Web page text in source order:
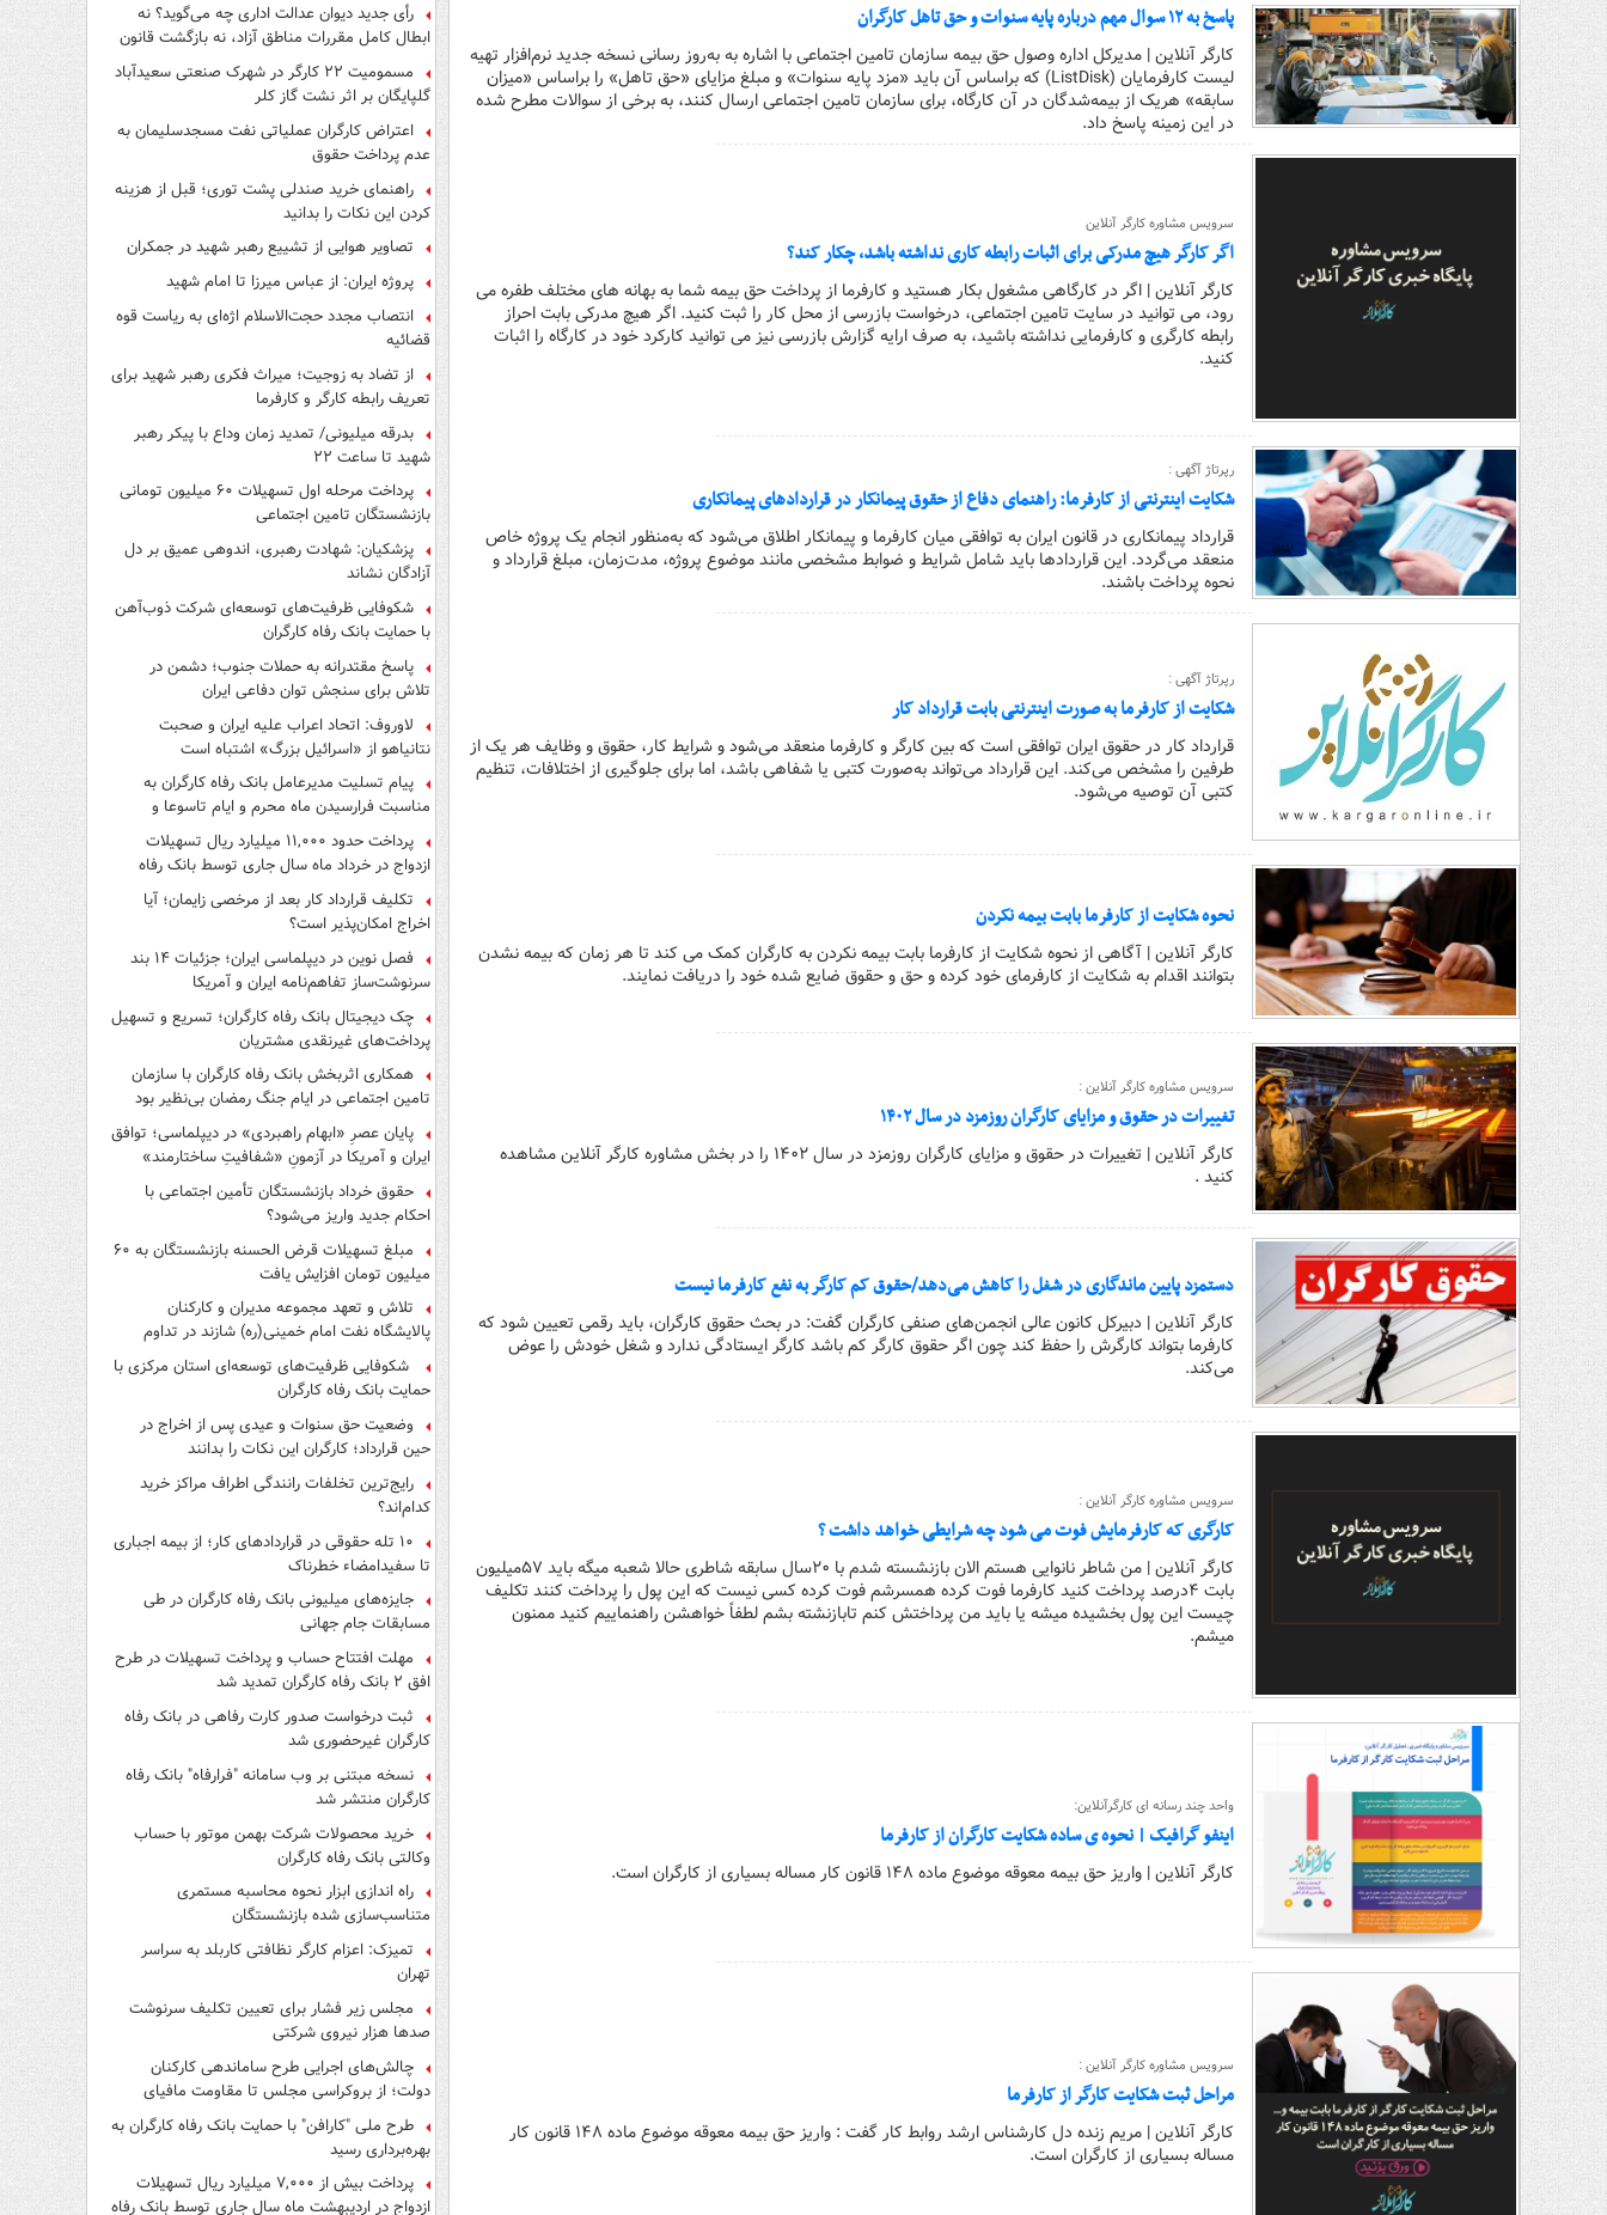
پاسخ به ۱۲ سوال مهم درباره پایه سنوات و حق تاهل کارگران
کارگر آنلاین | مدیرکل اداره‌ وصول حق بیمه سازمان تامین اجتماعی با اشاره به به‌روز رسانی نسخه جدید نرم‌افزار تهیه
لیست کارفرمایان (ListDisk) که براساس آن باید «مزد پایه سنوات» و مبلغ مزایای «حق‌ تاهل» را براساس «میزان
سابقه» هریک از بیمه‌شدگان در آن کارگاه، برای سازمان تامین اجتماعی ارسال کنند، به برخی از سوالات مطرح شده
در این زمینه پاسخ داد.
سرویس مشاوره کارگر آنلاین
اگر کارگر هیچ مدرکی برای اثبات رابطه کاری نداشته باشد، چکار کند؟
کارگر آنلاین | اگر در کارگاهی مشغول بکار هستید و کارفرما از پرداخت حق بیمه شما به بهانه های مختلف طفره می
رود، می توانید در سایت تامین اجتماعی، درخواست بازرسی از محل کار را ثبت کنید. اگر هیچ مدرکی بابت احراز
رابطه کارگری و کارفرمایی نداشته باشید، به صرف ارایه گزارش بازرسی نیز می توانید کارکرد خود در کارگاه را اثبات
کنید.
رپرتاژ آگهی :
شکایت اینترنتی از کارفرما: راهنمای دفاع از حقوق پیمانکار در قراردادهای پیمانکاری
قرارداد پیمانکاری در قانون ایران به توافقی میان کارفرما و پیمانکار اطلاق می‌شود که به‌منظور انجام یک پروژه خاص
منعقد می‌گردد. این قراردادها باید شامل شرایط و ضوابط مشخصی مانند موضوع پروژه، مدت‌زمان، مبلغ قرارداد و
نحوه پرداخت باشند.
رپرتاژ آگهی :
شکایت از کارفرما به صورت اینترنتی بابت قرارداد کار
قرارداد کار در حقوق ایران توافقی است که بین کارگر و کارفرما منعقد می‌شود و شرایط کار، حقوق و وظایف هر یک از
طرفین را مشخص می‌کند. این قرارداد می‌تواند به‌صورت کتبی یا شفاهی باشد، اما برای جلوگیری از اختلافات، تنظیم
کتبی آن توصیه می‌شود.
نحوه شکایت از کارفرما بابت بیمه نکردن
کارگر آنلاین | آگاهی از نحوه شکایت از کارفرما بابت بیمه نکردن به کارگران کمک می کند تا هر زمان که بیمه نشدن
بتوانند اقدام به شکایت از کارفرمای خود کرده و حق و حقوق ضایع شده خود را دریافت نمایند.
سرویس مشاوره کارگر آنلاین :
تغییرات در حقوق و مزایای کارگران روزمزد در سال ۱۴۰۲
کارگر آنلاین | تغییرات در حقوق و مزایای کارگران روزمزد در سال ۱۴۰۲ را در بخش مشاوره کارگر آنلاین مشاهده
کنید .
دستمزد پایین ماندگاری در شغل را کاهش می‌دهد/حقوق کم کارگر به نفع کارفرما نیست
کارگر آنلاین | دبیرکل کانون عالی انجمن‌های صنفی کارگران گفت: در بحث حقوق کارگران، باید رقمی تعیین شود که
کارفرما بتواند کارگرش را حفظ کند چون اگر حقوق کارگر کم باشد کارگر ایستادگی ندارد و شغل خودش را عوض
می‌کند.
سرویس مشاوره کارگر آنلاین :
کارگری که کارفرمایش فوت می شود چه شرایطی خواهد داشت ؟
کارگر آنلاین | من شاطر نانوایی هستم الان بازنشسته شدم با ۲۰سال سابقه شاطری حالا شعبه میگه باید ۵۷میلیون
بابت ۴درصد پرداخت کنید کارفرما فوت کرده همسرشم فوت کرده کسی نیست که این پول را پرداخت کنند تکلیف
چیست این پول بخشیده میشه یا باید من پرداختش کنم تابازنشته بشم لطفاً خواهشن راهنماییم کنید ممنون
میشم.
واحد چند رسانه ای کارگرآنلاین:
اینفو گرافیک | نحوه ی ساده شکایت کارگران از کارفرما
کارگر آنلاین | واریز حق بیمه معوقه موضوع ماده ۱۴۸ قانون کار مساله بسیاری از کارگران است.
سرویس مشاوره کارگر آنلاین :
مراحل ثبت شکایت کارگر از کارفرما
کارگر آنلاین | مریم زنده دل کارشناس ارشد روابط کار گفت : واریز حق بیمه معوقه موضوع ماده ۱۴۸ قانون کار
مساله بسیاری از کارگران است.
رأی جدید دیوان عدالت اداری چه می‌گوید؟ نه
ابطال کامل مقررات مناطق آزاد، نه بازگشت قانون
مسمومیت ۲۲ کارگر در شهرک صنعتی سعیدآباد
گلپایگان بر اثر نشت گاز کلر
اعتراض کارگران عملیاتی نفت مسجدسلیمان به
عدم پرداخت حقوق
راهنمای خرید صندلی پشت توری؛ قبل از هزینه
کردن این نکات را بدانید
تصاویر هوایی از تشییع رهبر شهید در جمکران
پروژه ایران: از عباس میرزا تا امام شهید
انتصاب مجدد حجت‌الاسلام اژه‌ای به ریاست قوه‌
قضائیه
از تضاد به زوجیت؛ میراث فکری رهبر شهید برای
تعریف رابطه کارگر و کارفرما
بدرقه میلیونی/ تمدید زمان وداع با پیکر رهبر
شهید تا ساعت ۲۲
پرداخت مرحله اول تسهیلات ۶۰ میلیون تومانی
بازنشستگان تامین اجتماعی
پزشکیان: شهادت رهبری، اندوهی عمیق بر دل
آزادگان نشاند
شکوفایی ظرفیت‌های توسعه‌ای شرکت ذوب‌آهن
با حمایت‌ بانک رفاه کارگران
پاسخ مقتدرانه به حملات جنوب؛ دشمن در
تلاش برای سنجش توان دفاعی ایران
لاوروف: اتحاد اعراب علیه ایران و صحبت
نتانیاهو از «اسرائیل بزرگ» اشتباه است
پیام تسلیت مدیرعامل بانک رفاه کارگران به
مناسبت فرارسیدن ماه محرم و ایام تاسوعا و
عاشورای حسینی
پرداخت حدود ۱۱,۰۰۰ میلیارد ریال تسهیلات
ازدواج در خرداد ماه سال جاری توسط بانک رفاه
کارگران
تکلیف قرارداد کار بعد از مرخصی زایمان؛ آیا
اخراج امکان‌پذیر است؟
فصل نوین در دیپلماسی ایران؛ جزئیات ۱۴ بند
سرنوشت‌ساز تفاهم‌نامه ایران و آمریکا
چک دیجیتال بانک رفاه کارگران؛ تسریع و تسهیل
پرداخت‌های غیرنقدی مشتریان
همکاری اثربخش بانک رفاه کارگران با سازمان
تامین اجتماعی در ایام جنگ رمضان بی‌نظیر بود
پایان عصرِ «ابهام راهبردی» در دیپلماسی؛ توافق
ایران و آمریکا در آزمونِ «شفافیتِ ساختارمند»
حقوق خرداد بازنشستگان تأمین اجتماعی با
احکام جدید واریز می‌شود؟
مبلغ تسهیلات قرض الحسنه بازنشستگان به ۶۰
میلیون تومان افزایش یافت
تلاش و تعهد مجموعه مدیران و کارکنان
پالایشگاه نفت امام خمینی(ره) شازند در تداوم
تولید در ایام جنگ رمضان، شایسته قدردانی است
شکوفایی ظرفیت‌های توسعه‌ای استان مرکزی با
حمایت بانک رفاه کارگران
وضعیت حق سنوات و عیدی پس از اخراج در
حین قرارداد؛ کارگران این نکات را بدانند
رایج‌ترین تخلفات رانندگی اطراف مراکز خرید
کدام‌اند؟
۱۰ تله حقوقی در قراردادهای کار؛ از بیمه اجباری
تا سفیدامضاء خطرناک
جایزه‌های میلیونی بانک رفاه کارگران در طی
مسابقات جام جهانی
مهلت افتتاح حساب و پرداخت تسهیلات در طرح
افق ۲ بانک رفاه کارگران تمدید شد
ثبت درخواست صدور کارت رفاهی در بانک رفاه
کارگران غیرحضوری شد
نسخه مبتنی بر وب سامانه "فرارفاه" بانک رفاه
کارگران منتشر شد
خرید محصولات شرکت بهمن موتور با حساب
وکالتی بانک رفاه کارگران
راه اندازی ابزار نحوه محاسبه مستمری
متناسب‌سازی شده بازنشستگان
تمیزک: اعزام کارگر نظافتی کاربلد به سراسر
تهران
مجلس زیر فشار برای تعیین تکلیف سرنوشت
صدها هزار نیروی شرکتی
چالش‌های اجرایی طرح ساماندهی کارکنان
دولت؛ از بروکراسی مجلس تا مقاومت مافیای
واسطه‌گری
طرح ملی "کارافن" با حمایت بانک رفاه کارگران به
بهره‌برداری رسید
پرداخت بیش از ۷,۰۰۰ میلیارد ریال تسهیلات
ازدواج در اردیبهشت ماه سال جاری توسط بانک رفاه